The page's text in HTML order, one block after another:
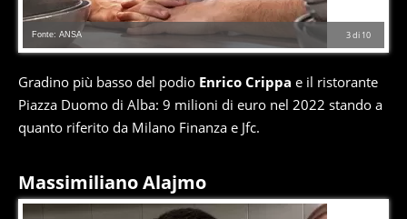
3di 10
Fonte: ANSA
Gradino più basso del podio Enrico Crippa e il ristorante
Piazza Duomo di Alba: 9 milioni di euro nel 2022 stando a
quanto riferito da Milano Finanza e Jfc.
Massimiliano Alajmo